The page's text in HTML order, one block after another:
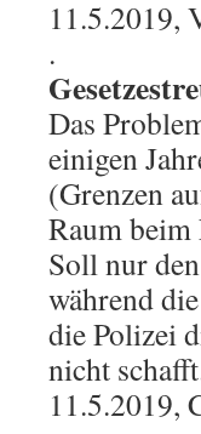
11.5.2019,
.
Das
einigen
(Grenzen
Raum
Soll nur
während
die Polizei
nicht
11.5.2019,